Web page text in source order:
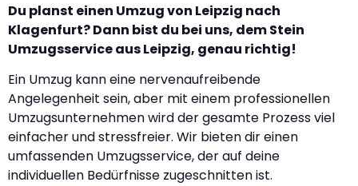
Du planst einen Umzug von Leipzig nach
Klagenfurt? Dann bist du bei uns, dem Stein
Umzugsservice aus Leipzig, genau richtig!
Ein Umzug kann eine nervenaufreibende
Angelegenheit sein, aber mit einem professionellen
Umzugsunternehmen wird der gesamte Prozess viel
einfacher und stressfreier. Wir bieten dir einen
umfassenden Umzugsservice, der auf deine
individuellen Bedürfnisse zugeschnitten ist.